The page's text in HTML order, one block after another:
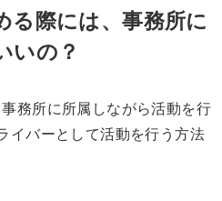
る際には、事務所に
いの？
務所に所属しながら活動を行
イバーとして活動を行う方法